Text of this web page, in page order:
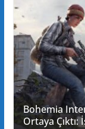
Bohemia
Ortaya